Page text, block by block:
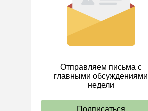
Отправляем письма с
главными обсуждениями
недели
Подписаться